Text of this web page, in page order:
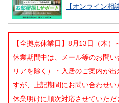
【オンライン相
【全拠点休業日】8月13日（木）
休業期間中は、メール等のお問
リアを除く）・入居のご案内が
すが、上記期間にお問い合わせい
休業明けに順次対応させていた